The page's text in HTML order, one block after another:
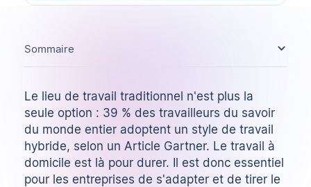
Le lieu de travail traditionnel n'est plus la
seule option : 39 % des travailleurs du savoir
du monde entier adoptent un style de travail
hybride, selon un Article Gartner. Le travail à
domicile est là pour durer. Il est donc essentiel
pour les entreprises de s'adapter et de tirer le
Sommaire